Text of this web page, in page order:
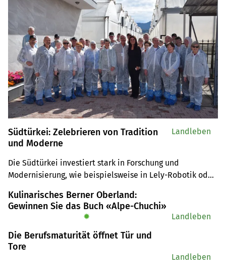
Südtürkei: Zelebrieren von Tradition
und Moderne
Die Südtürkei investiert stark in Forschung und
Modernisierung, wie beispielsweise in Lely-Robotik oder
Bräuchen treu.
Landleben
Kulinarisches Berner Oberland:
Gewinnen Sie das Buch «Alpe-Chuchi»
✹ Landleben
Die Berufsmaturität öffnet Tür und
Tore
Landleben